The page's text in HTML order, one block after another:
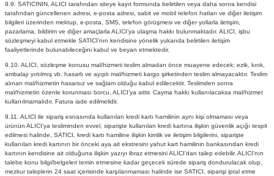
9.9. SATICININ, ALICI tarafından siteye kayıt formunda belirtilen veya daha sonra kendisi
tarafından güncellenen adresi, e-posta adresi, sabit ve mobil telefon hatları ve diğer iletişim
bilgileri üzerinden mektup, e-posta, SMS, telefon görüşmesi ve diğer yollarla iletişim,
pazarlama, bildirim ve diğer amaçlarla ALICI’ya ulaşma hakkı bulunmaktadır. ALICI, işbu
sözleşmeyi kabul etmekle SATICI’nın kendisine yönelik yukarıda belirtilen iletişim
faaliyetlerinde bulunabileceğini kabul ve beyan etmektedir.
9.10. ALICI, sözleşme konusu mal/hizmeti teslim almadan önce muayene edecek; ezik, kırık,
ambalajı yırtılmış vb. hasarlı ve ayıplı mal/hizmeti kargo şirketinden teslim almayacaktır. Teslim
alınan mal/hizmetin hasarsız ve sağlam olduğu kabul edilecektir. Teslimden sonra
mal/hizmetin özenle korunması borcu, ALICI’ya aittir. Cayma hakkı kullanılacaksa mal/hizmet
kullanılmamalıdır. Fatura iade edilmelidir.
9.11. ALICI ile sipariş esnasında kullanılan kredi kartı hamilinin aynı kişi olmaması veya
ürünün ALICI’ya tesliminden evvel, siparişte kullanılan kredi kartına ilişkin güvenlik açığı tespit
edilmesi halinde, SATICI, kredi kartı hamiline ilişkin kimlik ve iletişim bilgilerini, siparişte
kullanılan kredi kartının bir önceki aya ait ekstresini yahut kart hamilinin bankasından kredi
kartının kendisine ait olduğuna ilişkin yazıyı ibraz etmesini ALICI’dan talep edebilir. ALICI’nın
talebe konu bilgi/belgeleri temin etmesine kadar geçecek sürede sipariş dondurulacak olup,
mezkur taleplerin 24 saat içerisinde karşılanmaması halinde ise SATICI, siparişi iptal etme